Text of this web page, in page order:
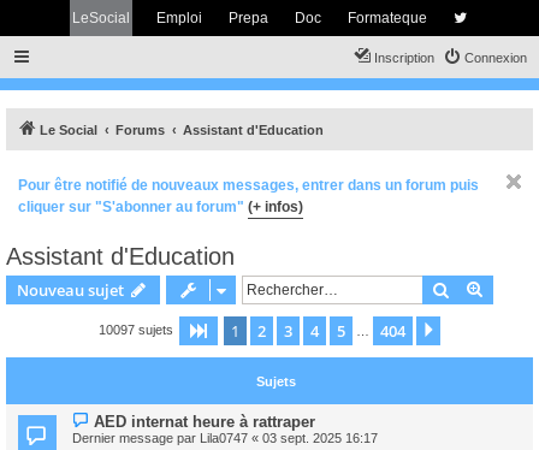
LeSocial Emploi Prepa Doc Formateque
Connexion
Inscription
Le Social Forums Assistant d'Education
Pour être notifié de nouveaux messages, entrer dans un forum puis
cliquer sur "S'abonner au forum" (+ infos)
Assistant d'Education
Nouveau sujet Rechercher
10097 sujets Page 1sur404
1 2 3 4 5 404
Sujets
AED internat heure à rattraper
Dernier message par Lila0747 « 03 sept. 2025 16:17